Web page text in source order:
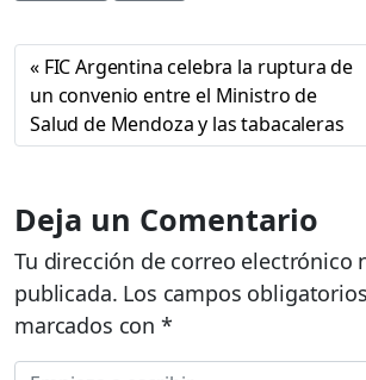
FIC Argentina celebra la ruptura de
un convenio entre el Ministro de
Salud de Mendoza y las tabacaleras
Deja un Comentario
Tu dirección de correo electrónico
publicada. Los campos
marcados con *